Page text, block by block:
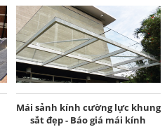
Mái sảnh kính cường lực khung
sắt đẹp - Báo giá mái kính